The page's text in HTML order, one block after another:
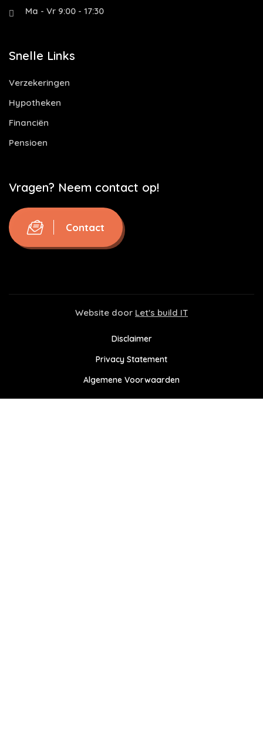
Ma - Vr 9:00 - 17:30
Snelle Links
Verzekeringen
Hypotheken
Financiën
Pensioen
Vragen? Neem contact op!
Contact
Website door Let's build IT
Disclaimer
Privacy Statement
Algemene Voorwaarden